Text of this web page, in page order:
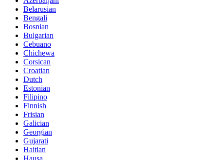
Belarusian
Bengali
Bosnian
Bulgarian
Cebuano
Chichewa
Corsican
Croatian
Dutch
Estonian
Filipino
Finnish
Frisian
Galician
Georgian
Gujarati
Haitian
Hausa